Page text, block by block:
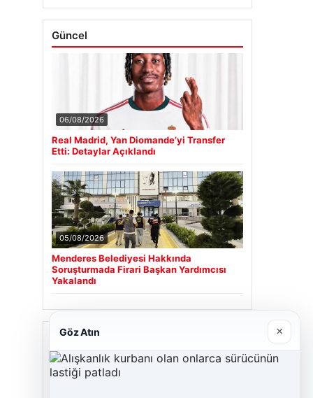
Güncel
06/08/2026
Real Madrid, Yan Diomande’yi Transfer
Etti: Detaylar Açıklandı
05/08/2026
Menderes Belediyesi Hakkında
Soruşturmada Firari Başkan Yardımcısı
Yakalandı
Son Eklenen Firmalar
Cengiz Sigorta
Göz Atın ×